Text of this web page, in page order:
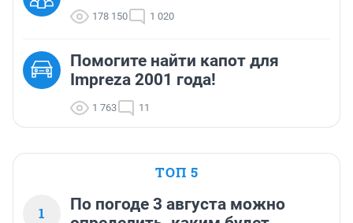
178 150 1 020
Помогите найти капот для
Impreza 2001 года!
1 763 11
ТОП 5
1
По погоде 3 августа можно